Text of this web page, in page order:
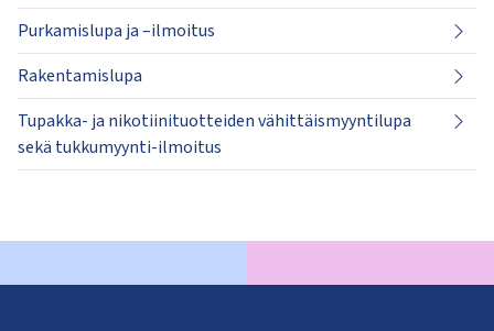
Purkamislupa ja –ilmoitus
Rakentamislupa
Tupakka- ja nikotiinituotteiden vähittäismyyntilupa
sekä tukkumyynti-ilmoitus